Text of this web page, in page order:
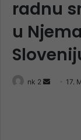
radnu
u
nk 2
Send 17.